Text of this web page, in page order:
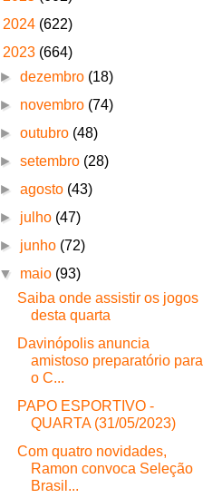
2024 (622)
2023 (664)
►dezembro (18)
► novembro (74)
►outubro (48)
►setembro (28)
►agosto (43)
► julho (47)
► junho (72)
▼ maio (93)
Saiba onde assistir os jogos
desta quarta
Davinópolis anuncia
amistoso preparatório para
o C...
PAPO ESPORTIVO -
QUARTA (31/05/2023)
Com quatro novidades,
Ramon convoca Seleção
Brasil...